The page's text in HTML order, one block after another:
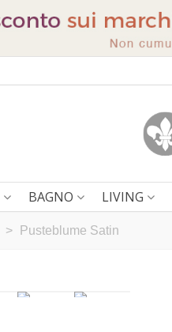
BAGNO LIVING
> Pusteblume Satin